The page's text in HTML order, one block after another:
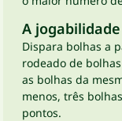
A
Dispara bolhas a
rodeado de
as bolhas da
menos, três
pontos.